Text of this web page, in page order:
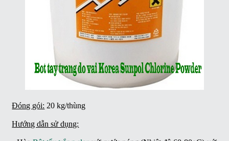
Đóng gói: 20 kg/thùng
Hướng dẫn sử dụng: